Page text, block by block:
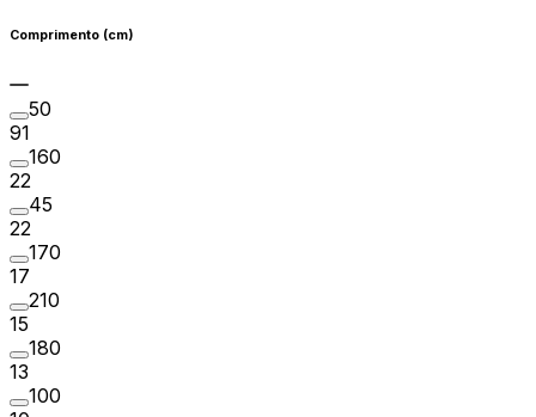
Comprimento (cm)
50
91
160
22
45
22
170
17
210
15
180
13
100